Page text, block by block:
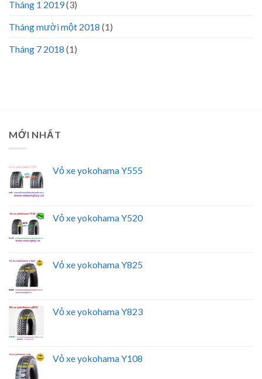
Tháng 1 2019(3)
Tháng mười một 2018 (1)
Tháng 7 2018 (1)
MỚI NHẤT
Vỏ xe yokohama Y555
Vỏ xe yokohama Y520
Vỏ xe yokohama Y825
Vỏ xe yokohama Y823
Vỏ xe yokohama Y108